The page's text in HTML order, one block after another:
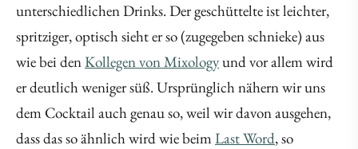
unterschiedlichen Drinks. Der geschüttelte ist leichter,
spritziger, optisch sieht er so (zugegeben schnieke) aus
wie bei denKollegen von Mixologyund vor allem wird
er deutlich weniger süß. Ursprünglich nähern wir uns
dem Cocktail auch genau so, weil wir davon ausgehen,
dass das so ähnlich wird wie beimLast Word, so